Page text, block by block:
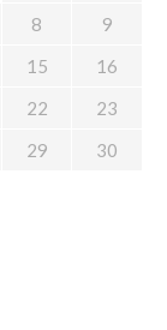
8
9
15
16
22
23
29
30